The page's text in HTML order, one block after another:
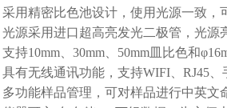
精密比色池设计，使用光源一致，可
采用进口超高亮发光二极管，光源
10mm、30mm、50mm皿比色和
无线通讯功能，支持WIFI、RJ45、
能样品管理，可对样品进行中英文